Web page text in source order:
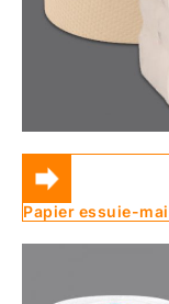
Papier essuie-